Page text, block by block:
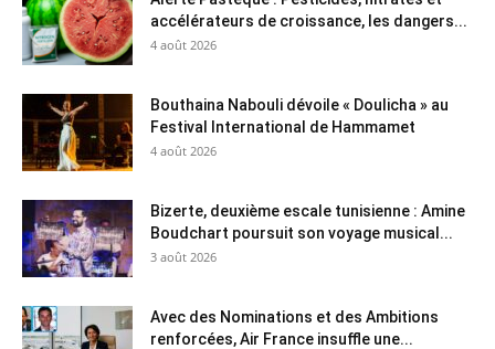
accélérateurs de croissance, les dangers...
4 août 2026
Bouthaina Nabouli dévoile « Doulicha » au
Festival International de Hammamet
4 août 2026
Bizerte, deuxième escale tunisienne : Amine
Boudchart poursuit son voyage musical...
3 août 2026
Avec des Nominations et des Ambitions
renforcées, Air France insuffle une...